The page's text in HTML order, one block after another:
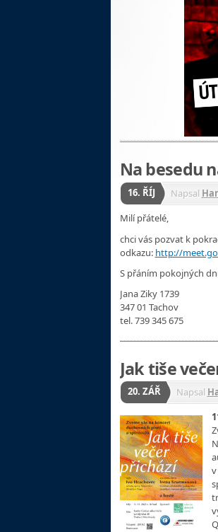
Na besedu
16. ŘÍJ Napsal
Milí přátelé,
chci vás pozvat k
odkazu: http://
S přáním pokojných
Jana Ziky 1739
347 01 Tachov
tel. 739 345 675
Jak tiše
20. ZÁŘ Napsal